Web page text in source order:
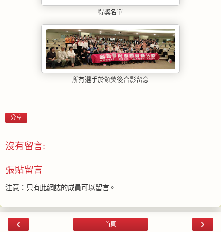
得獎名單
所有選手於頒獎後合影留念
分享
沒有留言:
張貼留言
注意：只有此網誌的成員可以留言。
‹ ›
首頁